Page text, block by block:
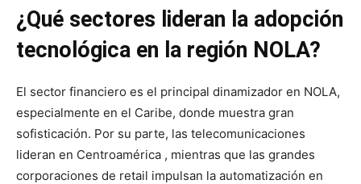
¿Qué sectores lideran la adopción
tecnológica en la región NOLA?
El sector financiero es el principal dinamizador en NOLA,
especialmente en el Caribe, donde muestra gran
sofisticación. Por su parte, las telecomunicaciones
lideran en Centroamérica , mientras que las grandes
corporaciones de retail impulsan la automatización en